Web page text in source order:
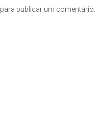
para publicar um comentário.